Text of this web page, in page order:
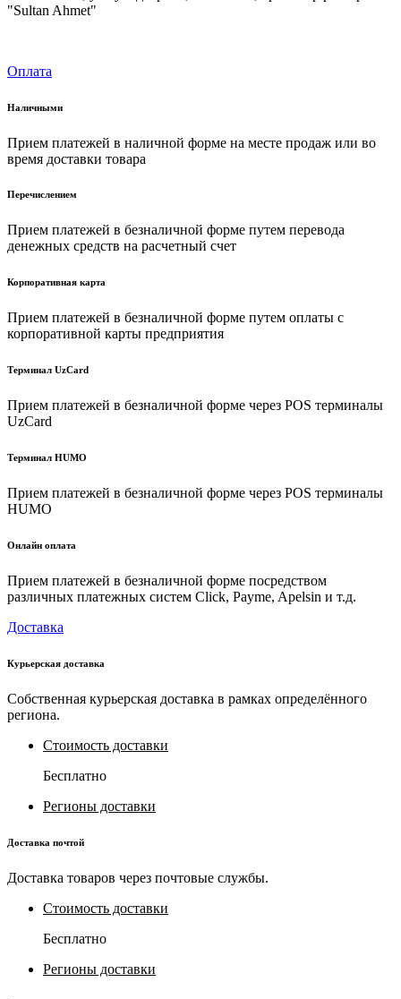
"Sultan Ahmet"
Оплата
Наличными
Прием платежей в наличной форме на месте продаж или во
время доставки товара
Перечислением
Прием платежей в безналичной форме путем перевода
денежных средств на расчетный счет
Корпоративная карта
Прием платежей в безналичной форме путем оплаты с
корпоративной карты предприятия
Терминал UzCard
Прием платежей в безналичной форме через POS терминалы
UzCard
Терминал HUMO
Прием платежей в безналичной форме через POS терминалы
HUMO
Онлайн оплата
Прием платежей в безналичной форме посредством
различных платежных систем Click, Payme, Apelsin и т.д.
Доставка
Курьерская доставка
Собственная курьерская доставка в рамках определённого
региона.
Стоимость доставки
Бесплатно
Регионы доставки
Доставка почтой
Доставка товаров через почтовые службы.
Стоимость доставки
Бесплатно
Регионы доставки